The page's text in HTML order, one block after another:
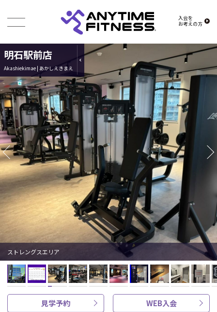
入会を
お考えの方
明石駅前店
Akashiekimae | あかしえきまえ
ストレングスエリア
見学予約 WEB入会